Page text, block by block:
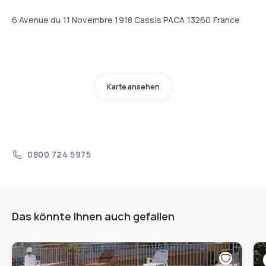
6 Avenue du 11 Novembre 1918 Cassis PACA 13260 France
Karte ansehen
0800 724 5975
Das könnte Ihnen auch gefallen